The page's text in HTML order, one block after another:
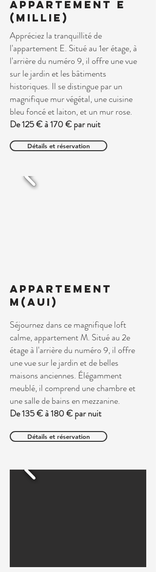
Appartement E
(Millie)
Appréciez la tranquillité de
l'appartement E. Situé au 1er étage, à
l'arrière du numéro 9, il offre une vue
sur le jardin et les bâtiments
historiques. Il se distingue par un
magnifique mur végétal, une cuisine
bleu foncé et laiton, et un mur rose.
De 125 € à 170 € par nuit
Détails et réservation
Appartement
M(aui)
Séjournez dans ce magnifique loft
calme, appartement M. Situé au 2e
étage à l'arrière du numéro 9, il offre
une vue sur le jardin et de belles
maisons anciennes. Élégamment
meublé, il comprend une chambre et
une salle de bains en mezzanine.
De 135 € à 180 € par nuit
Détails et réservation